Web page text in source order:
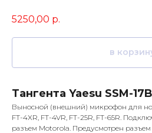
5250,00 р.
в
Тангента Yaesu SSM-17B
Выносной (внешний) микрофон для
FT-4XR, FT-4VR, FT-25R, FT-65R.
разъем Motorola. Предусмотрен